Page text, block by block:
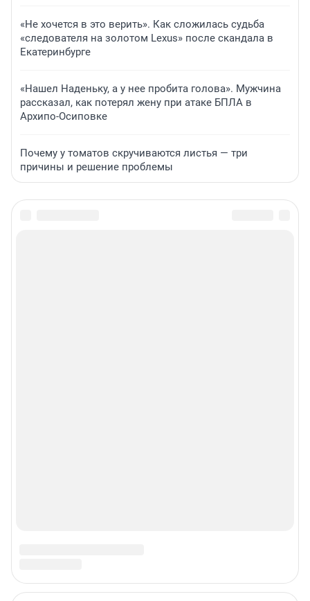
«Не хочется в это верить». Как сложилась судьба
«следователя на золотом Lexus» после скандала в
Екатеринбурге
«Нашел Наденьку, а у нее пробита голова». Мужчина
рассказал, как потерял жену при атаке БПЛА в
Архипо-Осиповке
Почему у томатов скручиваются листья — три
причины и решение проблемы